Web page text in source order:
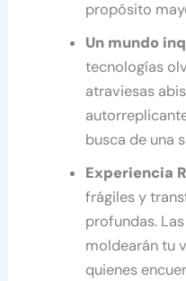
propósito
Un mundo
tecnologías
atraviesas
busca de una
Experiencia
frágiles y
profundas.
moldearán tu
quienes